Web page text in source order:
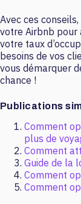
Avec ces
votre Airbnb pour
votre taux
besoins de vos
vous démarquer
chance !
Publications
Comment
plus de
Comment
Guide de la
Comment
Comment